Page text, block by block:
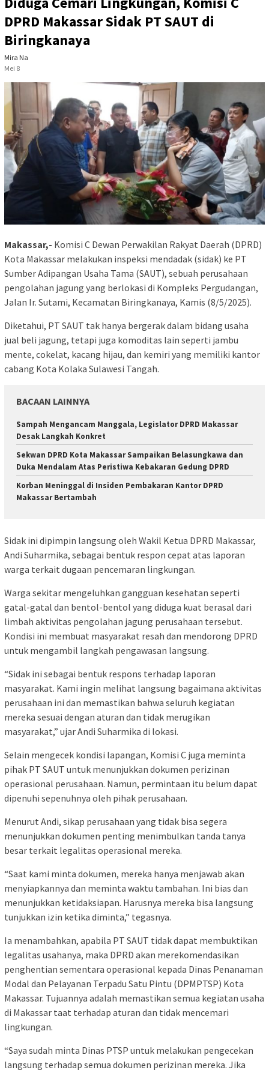
DPRD Makassar Sidak PT SAUT di
Biringkanaya
Mira Na
Mei 8
Makassar,- Komisi C Dewan Perwakilan Rakyat Daerah (DPRD)
Kota Makassar melakukan inspeksi mendadak (sidak) ke PT
Sumber Adipangan Usaha Tama (SAUT), sebuah perusahaan
pengolahan jagung yang berlokasi di Kompleks Pergudangan,
Jalan Ir. Sutami, Kecamatan Biringkanaya, Kamis (8/5/2025).
Diketahui, PT SAUT tak hanya bergerak dalam bidang usaha
jual beli jagung, tetapi juga komoditas lain seperti jambu
mente, cokelat, kacang hijau, dan kemiri yang memiliki kantor
cabang Kota Kolaka Sulawesi Tangah.
BACAAN LAINNYA
Sampah Mengancam Manggala, Legislator DPRD Makassar
Desak Langkah Konkret
Sekwan DPRD Kota Makassar Sampaikan Belasungkawa dan
Duka Mendalam Atas Peristiwa Kebakaran Gedung DPRD
Korban Meninggal di Insiden Pembakaran Kantor DPRD
Makassar Bertambah
Sidak ini dipimpin langsung oleh Wakil Ketua DPRD Makassar,
Andi Suharmika, sebagai bentuk respon cepat atas laporan
warga terkait dugaan pencemaran lingkungan.
Warga sekitar mengeluhkan gangguan kesehatan seperti
gatal-gatal dan bentol-bentol yang diduga kuat berasal dari
limbah aktivitas pengolahan jagung perusahaan tersebut.
Kondisi ini membuat masyarakat resah dan mendorong DPRD
untuk mengambil langkah pengawasan langsung.
“Sidak ini sebagai bentuk respons terhadap laporan
masyarakat. Kami ingin melihat langsung bagaimana aktivitas
perusahaan ini dan memastikan bahwa seluruh kegiatan
mereka sesuai dengan aturan dan tidak merugikan
masyarakat,” ujar Andi Suharmika di lokasi.
Selain mengecek kondisi lapangan, Komisi C juga meminta
pihak PT SAUT untuk menunjukkan dokumen perizinan
operasional perusahaan. Namun, permintaan itu belum dapat
dipenuhi sepenuhnya oleh pihak perusahaan.
Menurut Andi, sikap perusahaan yang tidak bisa segera
menunjukkan dokumen penting menimbulkan tanda tanya
besar terkait legalitas operasional mereka.
“Saat kami minta dokumen, mereka hanya menjawab akan
menyiapkannya dan meminta waktu tambahan. Ini bias dan
menunjukkan ketidaksiapan. Harusnya mereka bisa langsung
tunjukkan izin ketika diminta,” tegasnya.
Ia menambahkan, apabila PT SAUT tidak dapat membuktikan
legalitas usahanya, maka DPRD akan merekomendasikan
penghentian sementara operasional kepada Dinas Penanaman
Modal dan Pelayanan Terpadu Satu Pintu (DPMPTSP) Kota
Makassar. Tujuannya adalah memastikan semua kegiatan usaha
di Makassar taat terhadap aturan dan tidak mencemari
lingkungan.
“Saya sudah minta Dinas PTSP untuk melakukan pengecekan
langsung terhadap semua dokumen perizinan mereka. Jika